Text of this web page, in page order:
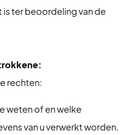
is ter beoordeling van de
rechten:
weten of en welke
van u verwerkt worden.